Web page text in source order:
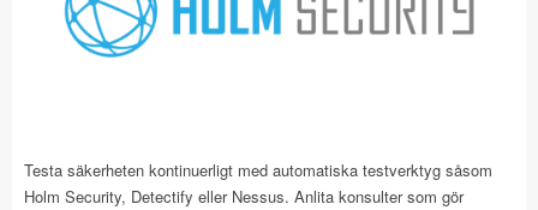
Testa säkerheten kontinuerligt med automatiska testverktyg såsom
Holm Security, Detectify eller Nessus. Anlita konsulter som gör